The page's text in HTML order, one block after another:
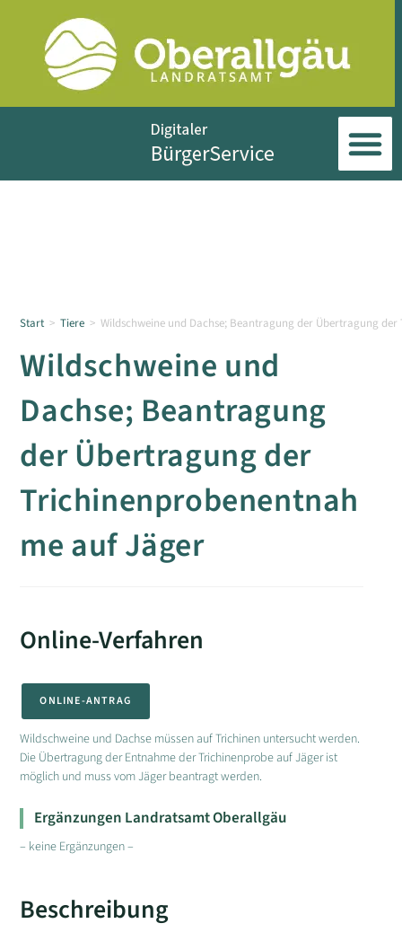
Start > Tiere > Wildschweine und Dachse; Beantragung der Übertragung
Wildschweine und
Dachse; Beantragung
der Übertragung der
Trichinenprobenentnah
me auf Jäger
Online-Verfahren
ONLINE-ANTRAG
Wildschweine und Dachse müssen auf Trichinen untersucht werden.
Die Übertragung der Entnahme der Trichinenprobe auf Jäger ist
möglich und muss vom Jäger beantragt werden.
Ergänzungen Landratsamt Oberallgäu
– keine Ergänzungen –
Beschreibung